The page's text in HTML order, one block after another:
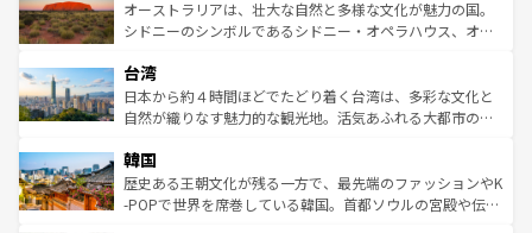
文化が魅力。旅行者はアメリカの各地域で異なる魅力を楽
しみながら、その多様性と豊かな歴史を感じることができ
ならではの贅沢な旅のスタイルだ。 なお、新着のアメリカ
情報はコンテンツ一覧を参照してほしい。
島だが、静かな自然を求めるならマウイ島やカウアイ島が
おすすめ。エメラルドグリーンに輝く海をはじめ、豊かな
れるおもてなしの心で訪れる人々を迎えてくれるハワイの
人々、おいしいローカルフードやハワイアンミュージッ
ク、伝統的なフラダンスなど、すべてがハワイの魅力を彩
ワイを、存分に味わってほしい。 なお、新着のハワイ情報
はコンテンツ一覧を参照してほしい。
オーストラリアは、壮大な自然と多様な文化が魅力の国。
シドニーのシンボルであるシドニー・オペラハウス、オー
リアリーフや大陸中央部にそびえるウルル（エアーズロッ
ク）、タスマニアの美しい原生林やケアンズの熱帯雨林な
ど、見どころがたくさん。また、カフェやワイン、オージ
いる。アクティビティも充実しており、サーフィンやダイ
ビング、ハイキングなど、アウトドア好きにはたまらな
い。オーストラリアの多彩な魅力を存分に味わいつくそ
台湾
日本から約４時間ほどでたどり着く台湾は、多彩な文化と
自然が織りなす魅力的な観光地。活気あふれる大都市の台
ン）、静ひつな山岳地帯である台湾東部など、都市の喧騒
と山間の静けさが共存しており、訪れる人に新しい発見と
驚きをもたらしてくれる。また、奥深い台湾の食文化も魅
韓国
歴史ある王朝文化が残る一方で、最先端のファッションやK
-POPで世界を席巻している韓国。首都ソウルの宮殿や伝統